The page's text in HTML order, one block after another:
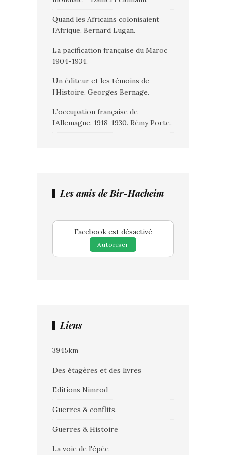
Quand les Africains colonisaient
l’Afrique. Bernard Lugan.
La pacification française du Maroc
1904-1934.
Un éditeur et les témoins de
l’Histoire. Georges Bernage.
L’occupation française de
l’Allemagne. 1918-1930. Rémy Porte.
Les amis de Bir-Hacheim
Facebook est désactivé
Autoriser
Liens
3945km
Des étagères et des livres
Editions Nimrod
Guerres & conflits.
Guerres & Histoire
La voie de l'épée